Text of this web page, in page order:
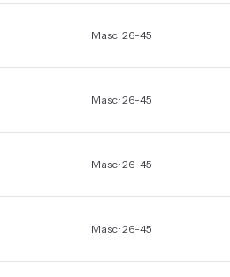
Masc · 26-45
Masc · 26-45
Masc · 26-45
Masc · 26-45